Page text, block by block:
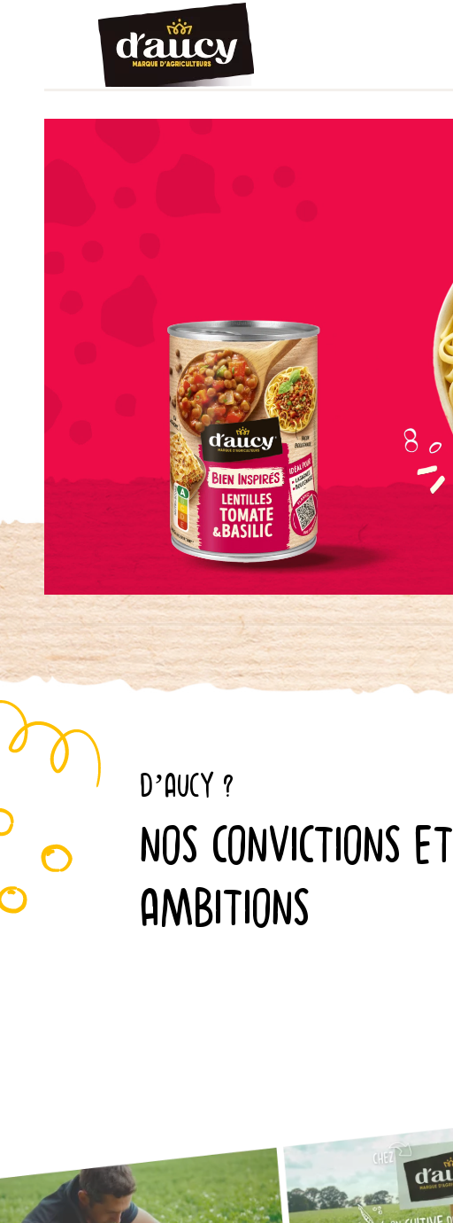
D’AUCY ?
NOS CONVICTIONS ET
AMBITIONS